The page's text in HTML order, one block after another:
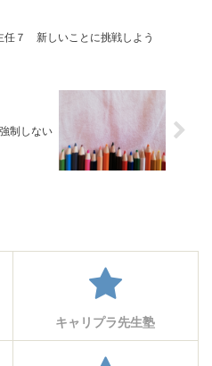
任７ 新しいことに挑戦しよう
制しない
キャリプラ先生塾